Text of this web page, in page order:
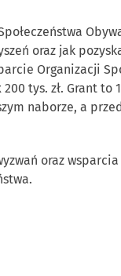
oraz jak
Organizacji
tys. zł. Grant
naborze, a
oraz